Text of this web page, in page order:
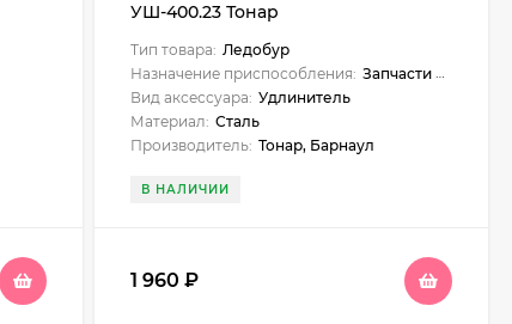
УШ-400.23 Тонар
Тип товара: Ледобур
Назначение приспособления: Запчасти и аксессуары
Вид аксессуара: Удлинитель
Материал: Сталь
Производитель: Тонар, Барнаул
В НАЛИЧИИ
1 960 ₽